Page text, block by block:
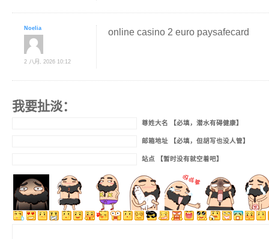
Noelia
2 八月, 2026 10:12
online casino 2 euro paysafecard
我要扯淡：
尊姓大名 【必填，潜水有碍健康】
邮箱地址 【必填，但胡写也没人管】
站点 【暂时没有就空着吧】